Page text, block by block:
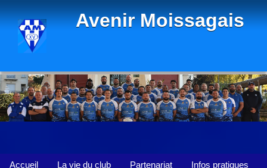
Avenir Moissagais
Accueil La vie du club Partenariat Infos pratiques